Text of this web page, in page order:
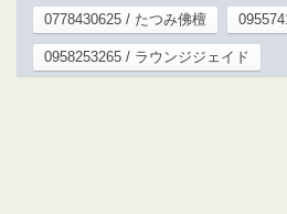
0778430625 / たつみ佛檀
0958253265 / ラウンジジェイド